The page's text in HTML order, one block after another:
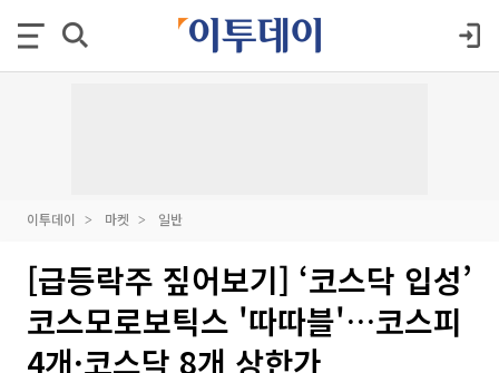
이투데이 마켓 일반
[급등락주 짚어보기] ‘코스닥 입성’
코스모로보틱스 '따따블'…코스피
4개·코스닥 8개 상한가